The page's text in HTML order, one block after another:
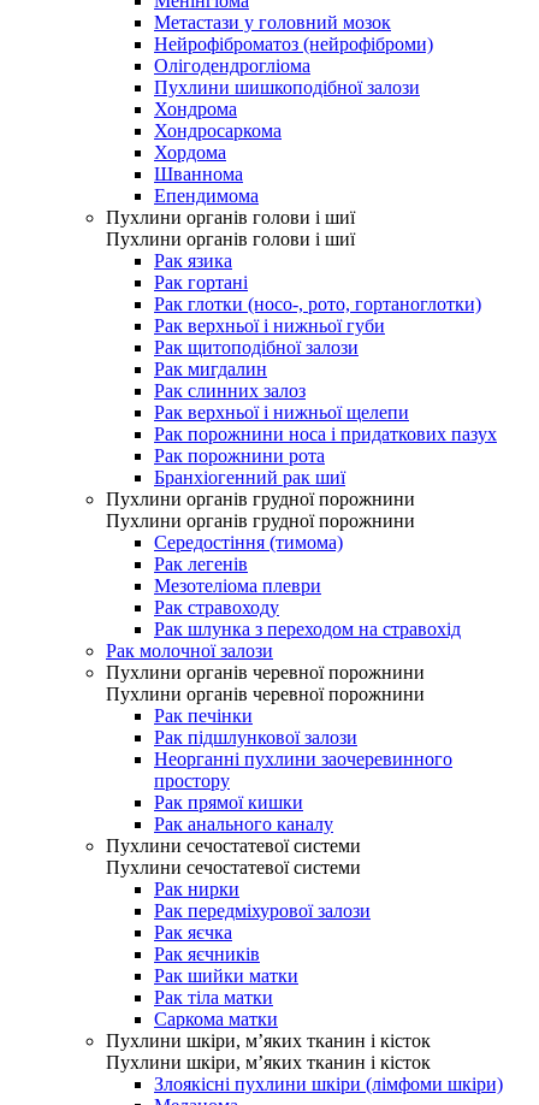
Метастази у головний мозок
Нейрофіброматоз (нейрофіброми)
Олігодендрогліома
Пухлини шишкоподібної залози
Хондрома
Хондросаркома
Хордома
Шваннома
Епендимома
Пухлини органів голови і шиї
Пухлини органів голови і шиї
Рак язика
Рак гортані
Рак глотки (носо-, рото, гортаноглотки)
Рак верхньої і нижньої губи
Рак щитоподібної залози
Рак мигдалин
Рак слинних залоз
Рак верхньої і нижньої щелепи
Рак порожнини носа і придаткових пазух
Рак порожнини рота
Бранхіогенний рак шиї
Пухлини органів грудної порожнини
Пухлини органів грудної порожнини
Середостіння (тимома)
Рак легенів
Мезотеліома плеври
Рак стравоходу
Рак шлунка з переходом на стравохід
Рак молочної залози
Пухлини органів черевної порожнини
Пухлини органів черевної порожнини
Рак печінки
Рак підшлункової залози
Неорганні пухлини заочеревинного
простору
Рак прямої кишки
Рак анального каналу
Пухлини сечостатевої системи
Пухлини сечостатевої системи
Рак нирки
Рак передміхурової залози
Рак яєчка
Рак яєчників
Рак шийки матки
Рак тіла матки
Саркома матки
Пухлини шкіри, м’яких тканин і кісток
Пухлини шкіри, м’яких тканин і кісток
Злоякісні пухлини шкіри (лімфоми шкіри)